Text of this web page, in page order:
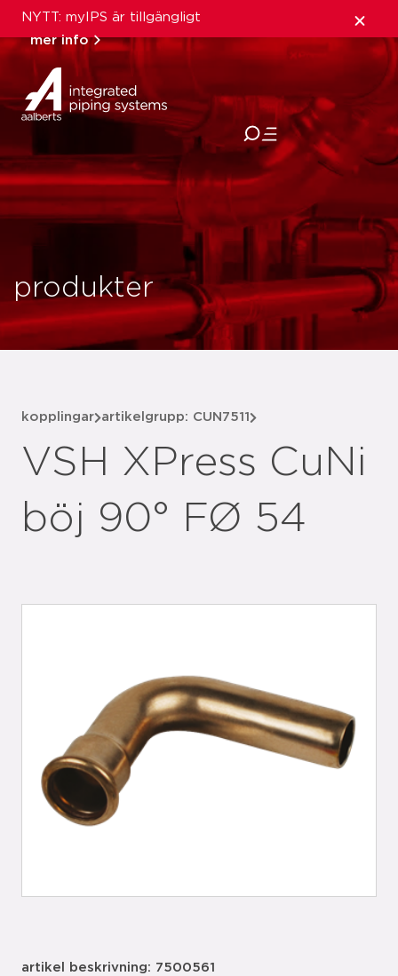
NYTT: myIPS är tillgängligt
mer info
stäng
produkter
kopplingar artikelgrupp: CUN7511
VSH XPress CuNi
böj 90° FØ 54
artikel beskrivning: 7500561